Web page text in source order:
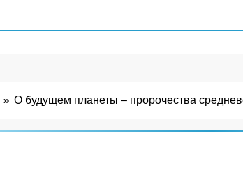
О будущем планеты – пророчества